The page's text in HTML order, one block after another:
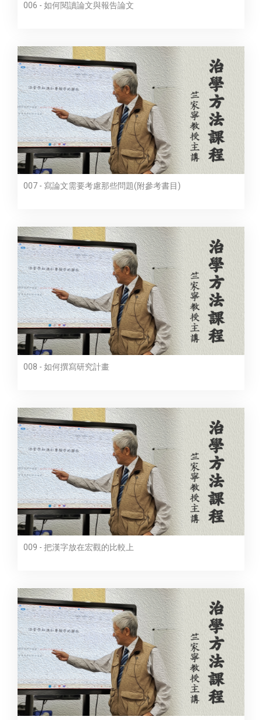
006 - 如何閱讀論文與報告論文
007 - 寫論文需要考慮那些問題(附參考書目)
008 - 如何撰寫研究計畫
009 - 把漢字放在宏觀的比較上